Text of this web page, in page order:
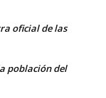
oficial de las
población del